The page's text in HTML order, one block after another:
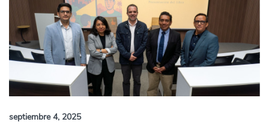
septiembre 4, 2025